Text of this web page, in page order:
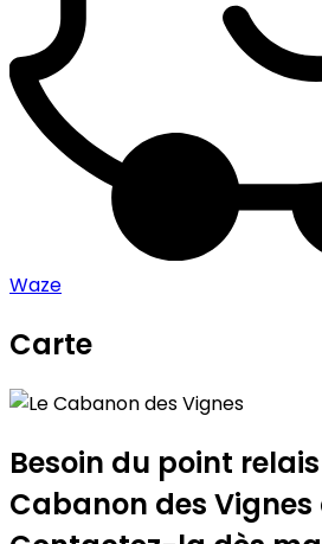
Waze
Carte
Le Cabanon des
+
−
Besoin du point relais
Cabanon des Vignes